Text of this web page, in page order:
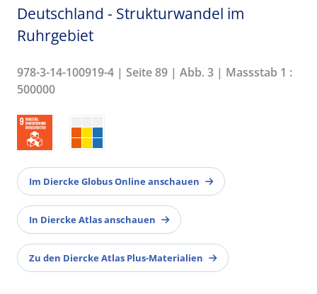
Deutschland - Strukturwandel im
Ruhrgebiet
978-3-14-100919-4 | Seite 89 | Abb. 3 | Massstab 1 :
500000
Im Diercke Globus Online anschauen
In Diercke Atlas anschauen
Zu den Diercke Atlas Plus-Materialien